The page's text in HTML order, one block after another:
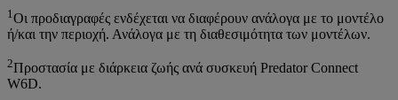
1 Οι προδιαγραφές ενδέχεται να διαφέρουν ανάλογα με το μοντέλο
ή/και την περιοχή. Ανάλογα με τη διαθεσιμότητα των μοντέλων.
2Προστασία με διάρκεια ζωής ανά συσκευή Predator Connect
W6D.